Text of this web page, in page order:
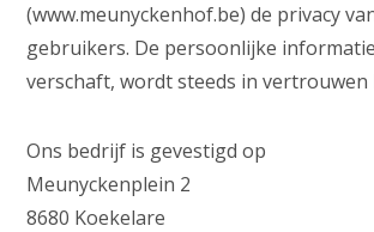
(www.meunyckenhof.be) de privacy
gebruikers. De persoonlijke
verschaft, wordt steeds in vertrouwen
Ons bedrijf is gevestigd op
Meunyckenplein 2
8680 Koekelare